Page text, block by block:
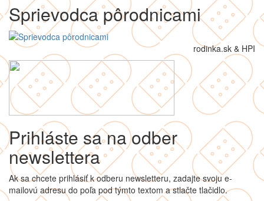
Sprievodca pôrodnicami
rodinka.sk & HPI
Prihláste sa na odber
newslettera
Ak sa chcete prihlásiť k odberu newsletteru, zadajte svoju e-
mailovú adresu do poľa pod týmto textom a stlačte tlačidlo.